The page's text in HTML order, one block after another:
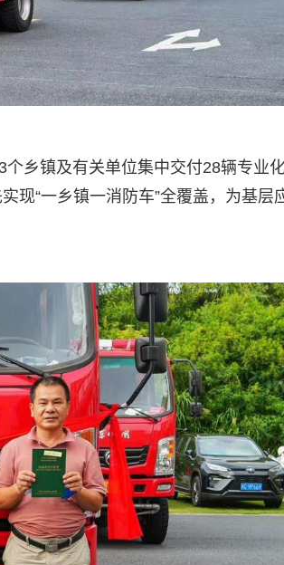
乡镇及有关单位集中交付28辆专业
现“一乡镇一消防车”全覆盖，为基层